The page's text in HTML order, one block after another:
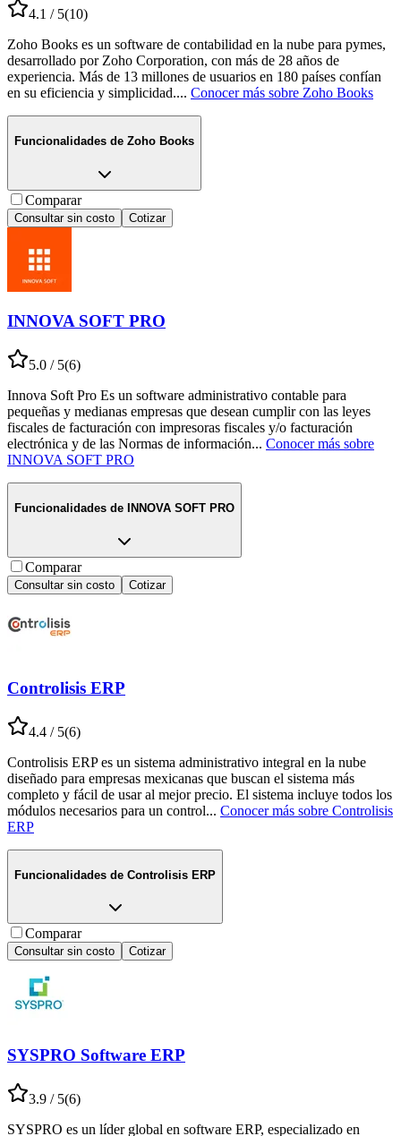
4.1 / 5(10)
Zoho Books es un software de contabilidad en la nube para pymes,
desarrollado por Zoho Corporation, con más de 28 años de
experiencia. Más de 13 millones de usuarios en 180 países confían
en su eficiencia y simplicidad.... Conocer más sobre Zoho Books
Funcionalidades de Zoho Books
Comparar
Consultar sin costo Cotizar
INNOVA SOFT PRO
5.0 / 5(6)
Innova Soft Pro Es un software administrativo contable para
pequeñas y medianas empresas que desean cumplir con las leyes
fiscales de facturación con impresoras fiscales y/o facturación
electrónica y de las Normas de información... Conocer más sobre
INNOVA SOFT PRO
Funcionalidades de INNOVA SOFT PRO
Comparar
Consultar sin costo Cotizar
Controlisis ERP
4.4 / 5(6)
Controlisis ERP es un sistema administrativo integral en la nube
diseñado para empresas mexicanas que buscan el sistema más
completo y fácil de usar al mejor precio. El sistema incluye todos los
módulos necesarios para un control... Conocer más sobre Controlisis
ERP
Funcionalidades de Controlisis ERP
Comparar
Consultar sin costo Cotizar
SYSPRO Software ERP
3.9 / 5(6)
SYSPRO es un líder global en software ERP, especializado en